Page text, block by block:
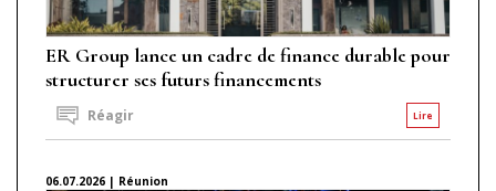
ER Group lance un cadre de finance durable pour
structurer ses futurs financements
Lire
Réagir
06.07.2026 | Réunion